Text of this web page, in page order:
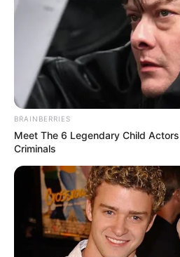
BRAINBERRIES
Meet The 6 Legendary Child
Criminals